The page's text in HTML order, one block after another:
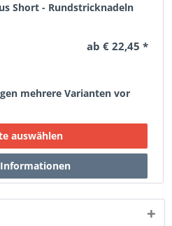
Short - Rundstricknadeln
ab € 22,45 *
mehrere Varianten vor